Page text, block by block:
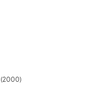
(2000)